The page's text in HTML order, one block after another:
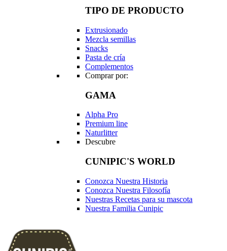
TIPO DE PRODUCTO
Extrusionado
Mezcla semillas
Snacks
Pasta de cría
Complementos
Comprar por:
GAMA
Alpha Pro
Premium line
Naturlitter
Descubre
CUNIPIC'S WORLD
Conozca Nuestra Historia
Conozca Nuestra Filosofía
Nuestras Recetas para su mascota
Nuestra Familia Cunipic